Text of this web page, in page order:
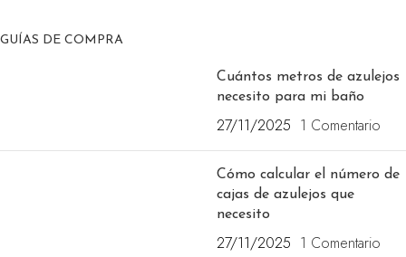
GUÍAS DE COMPRA
Cuántos metros de azulejos
necesito para mi baño
27/11/2025 1 Comentario
Cómo calcular el número de
cajas de azulejos que
necesito
27/11/2025 1 Comentario